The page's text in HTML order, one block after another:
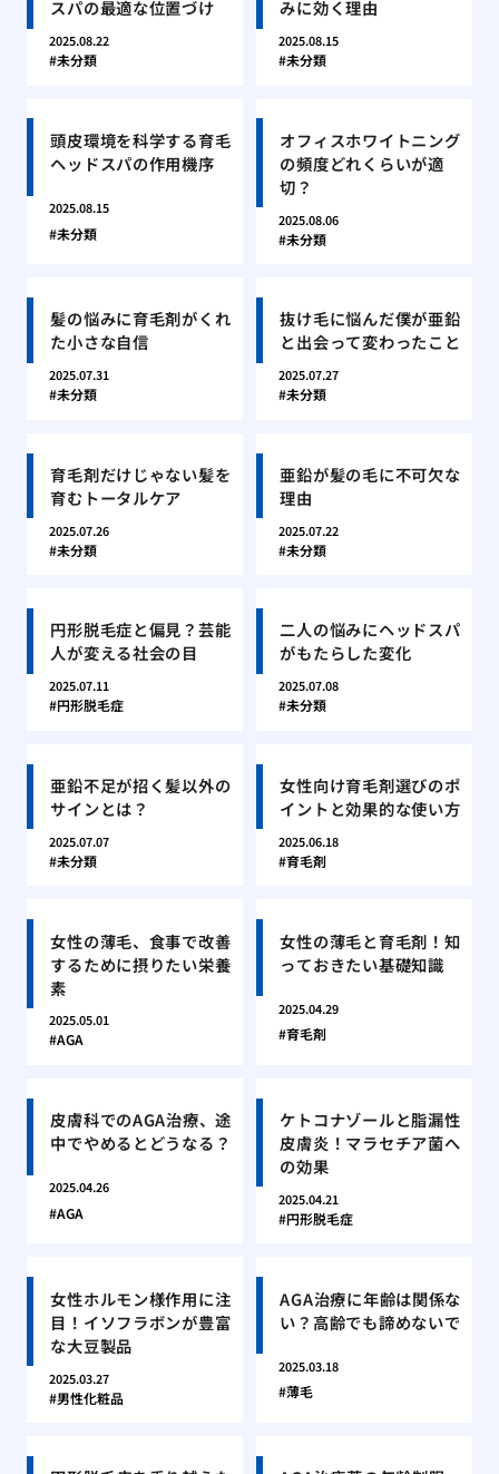
スパの最適な位置づけ
2025.08.22
未分類
みに効く理由
2025.08.15
未分類
頭皮環境を科学する育毛
ヘッドスパの作用機序
2025.08.15
未分類
オフィスホワイトニング
の頻度どれくらいが適
切？
2025.08.06
未分類
髪の悩みに育毛剤がくれ
た小さな自信
2025.07.31
未分類
抜け毛に悩んだ僕が亜鉛
と出会って変わったこと
2025.07.27
未分類
育毛剤だけじゃない髪を
育むトータルケア
2025.07.26
未分類
亜鉛が髪の毛に不可欠な
理由
2025.07.22
未分類
円形脱毛症と偏見？芸能
人が変える社会の目
2025.07.11
円形脱毛症
二人の悩みにヘッドスパ
がもたらした変化
2025.07.08
未分類
亜鉛不足が招く髪以外の
サインとは？
2025.07.07
未分類
女性向け育毛剤選びのポ
イントと効果的な使い方
2025.06.18
育毛剤
女性の薄毛、食事で改善
するために摂りたい栄養
素
2025.05.01
AGA
女性の薄毛と育毛剤！知
っておきたい基礎知識
2025.04.29
育毛剤
皮膚科でのAGA治療、途
中でやめるとどうなる？
2025.04.26
AGA
ケトコナゾールと脂漏性
皮膚炎！マラセチア菌へ
の効果
2025.04.21
円形脱毛症
女性ホルモン様作用に注
目！イソフラボンが豊富
な大豆製品
2025.03.27
男性化粧品
AGA治療に年齢は関係な
い？高齢でも諦めないで
2025.03.18
薄毛